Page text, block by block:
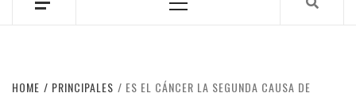
Menu
HOME PRINCIPALES
ES EL CÁNCER LA SEGUNDA CAUSA DE